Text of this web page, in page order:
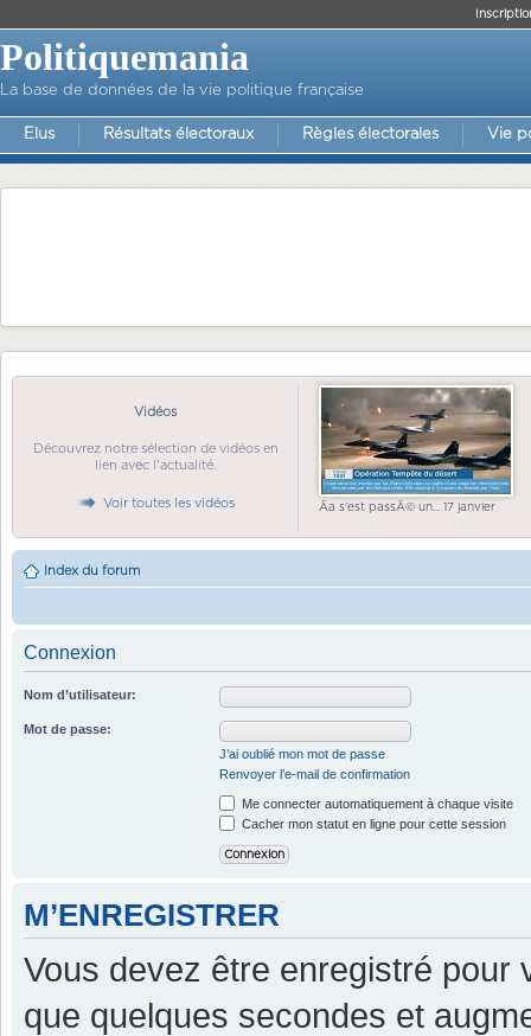
Politiquemania
La base de données de la vie politique française
Elus Résultats électoraux Règles électorales Vie
Vidéos
Découvrez notre sélection de vidéos en
lien avec l'actualité.
Voir toutes les vidéos Ãa s'est passÃ© un... 17 janvier
Index du forum
Connexion
Nom d’utilisateur:
Mot de passe:
J’ai oublié mon mot de passe
Renvoyer l’e-mail de confirmation
Me connecter automatiquement à chaque visite
Cacher mon statut en ligne pour cette session
M’ENREGISTRER
Vous devez être enregistré pour
que quelques secondes et